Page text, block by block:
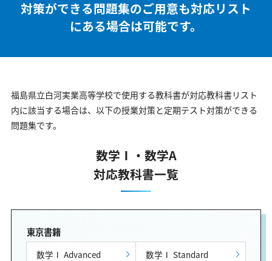
対策ができる問題集のご用意も対応リスト
にある場合は可能です。
福島県立白河実業高等学校で使用する教科書が対応教科書リスト
内に該当する場合は、以下の授業対策と定期テスト対策ができる
問題集です。
数学Ⅰ・数学A
対応教科書一覧
東京書籍
数学Ⅰ Advanced
数学Ⅰ Standard